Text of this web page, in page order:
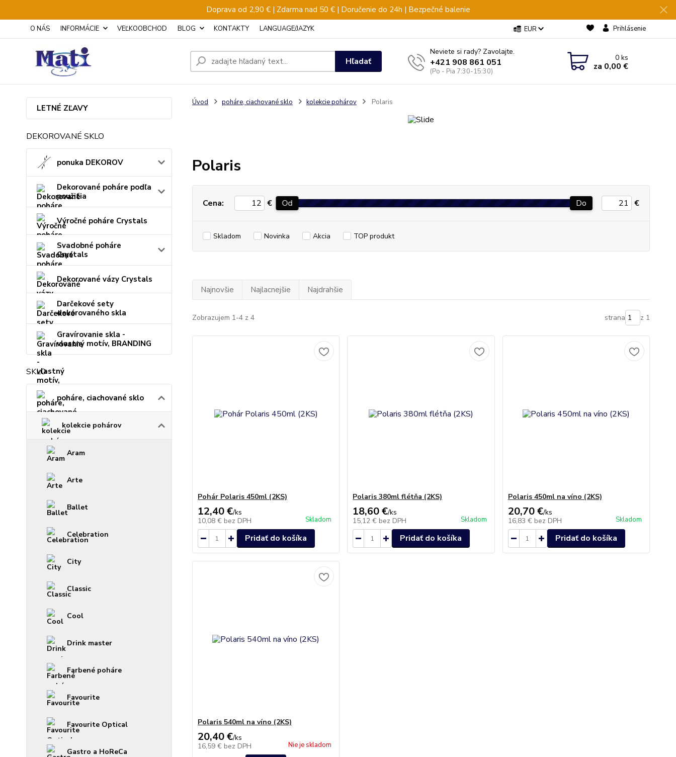
Doprava od 2,90 € | Zdarma nad 50 € | Doručenie do 24h | Bezpečné balenie
O NÁS INFORMÁCIE VEĽKOOBCHOD BLOG KONTAKTY LANGUAGE/JAZYK EUR Prihlásenie
Hľadať
Neviete si rady? Zavolajte.
+421 908 861 051
(Po - Pia 7:30-15:30)
0ks
za 0,00 €
LETNÉ ZĽAVY
DEKOROVANÉ SKLO
ponuka DEKOROV
Dekorované poháre podľa
použitia
Výročné poháre Crystals
Svadobné poháre
Crystals
Dekorované vázy Crystals
Darčekové sety
dekorovaného skla
Gravírovanie skla -
vlastný motív, BRANDING
SKLO
poháre, ciachované sklo
kolekcie pohárov
Aram
Arte
Ballet
Celebration
City
Classic
Cool
Drink master
Farbené poháre
Favourite
Favourite Optical
Gastro a HoReCa
Úvod poháre, ciachované sklo kolekcie pohárov Polaris
Polaris
Cena: € Od Do €
Skladom Novinka Akcia TOP produkt
Najnovšie Najlacnejšie Najdrahšie
Zobrazujem 1-4 z 4 strana z 1
Pohár Polaris 450ml (2KS)
12,40 €/ks
10,08 € bez DPH Skladom
Pridať do košíka
Polaris 380ml flétňa (2KS)
18,60 €/ks
15,12 € bez DPH Skladom
Pridať do košíka
Polaris 450ml na víno (2KS)
20,70 €/ks
16,83 € bez DPH Skladom
Pridať do košíka
Polaris 540ml na víno (2KS)
20,40 €/ks
16,59 € bez DPH Nie je skladom